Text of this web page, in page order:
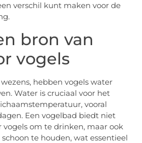
verschil kunt maken voor de
bron van
vogels
hebben vogels water
Water is cruciaal voor het
vooral
Een vogelbad biedt niet
vogels om te drinken, maar ook
te houden, wat essentieel